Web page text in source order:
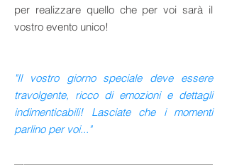
per realizzare quello che per voi sarà il
vostro evento unico!
"Il vostro giorno speciale deve essere
travolgente, ricco di emozioni e dettagli
indimenticabili! Lasciate che i momenti
parlino per voi..."